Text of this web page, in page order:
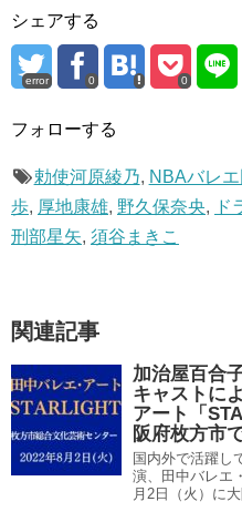
シェアする
error 0 0
フォローする
勅使河原綾乃, NBAバレエ
歩, 厚地康雄, 野久保奈央, ド
刑部星矢, 須谷まきこ
関連記事
加治屋百合
キャストに
アート「
阪府枚方市
国内外で活躍し
演、田中バレエ
月2日（火）に